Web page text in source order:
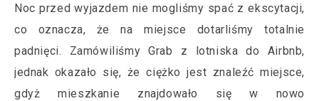
Noc przed wyjazdem nie mogliśmy spać z ekscytacji,
co oznacza, że na miejsce dotarliśmy totalnie
padnięci. Zamówiliśmy Grab z lotniska do Airbnb,
jednak okazało się, że ciężko jest znaleźć miejsce,
gdyż mieszkanie znajdowało się w nowo